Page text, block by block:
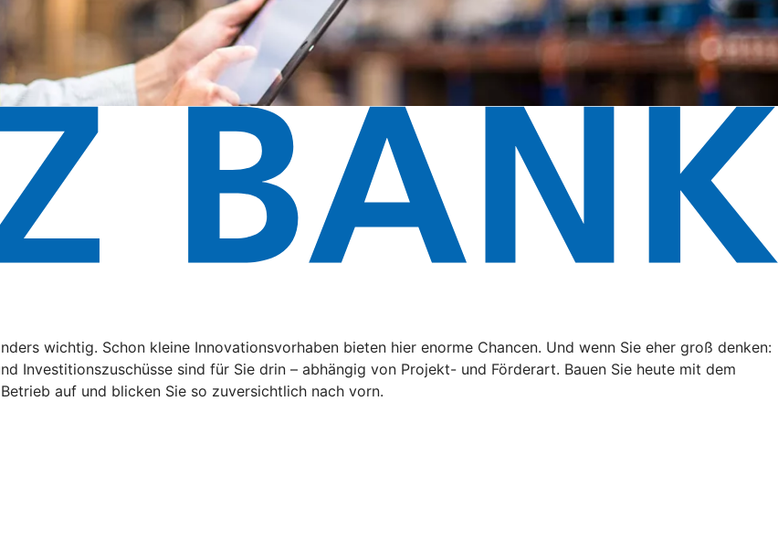
wichtig. Schon kleine Innovationsvorhaben bieten hier enorme Chancen. Und wenn Sie eher groß denken:
Investitionszuschüsse sind für Sie drin – abhängig von Projekt- und Förderart. Bauen Sie heute mit dem
auf und blicken Sie so zuversichtlich nach vorn.